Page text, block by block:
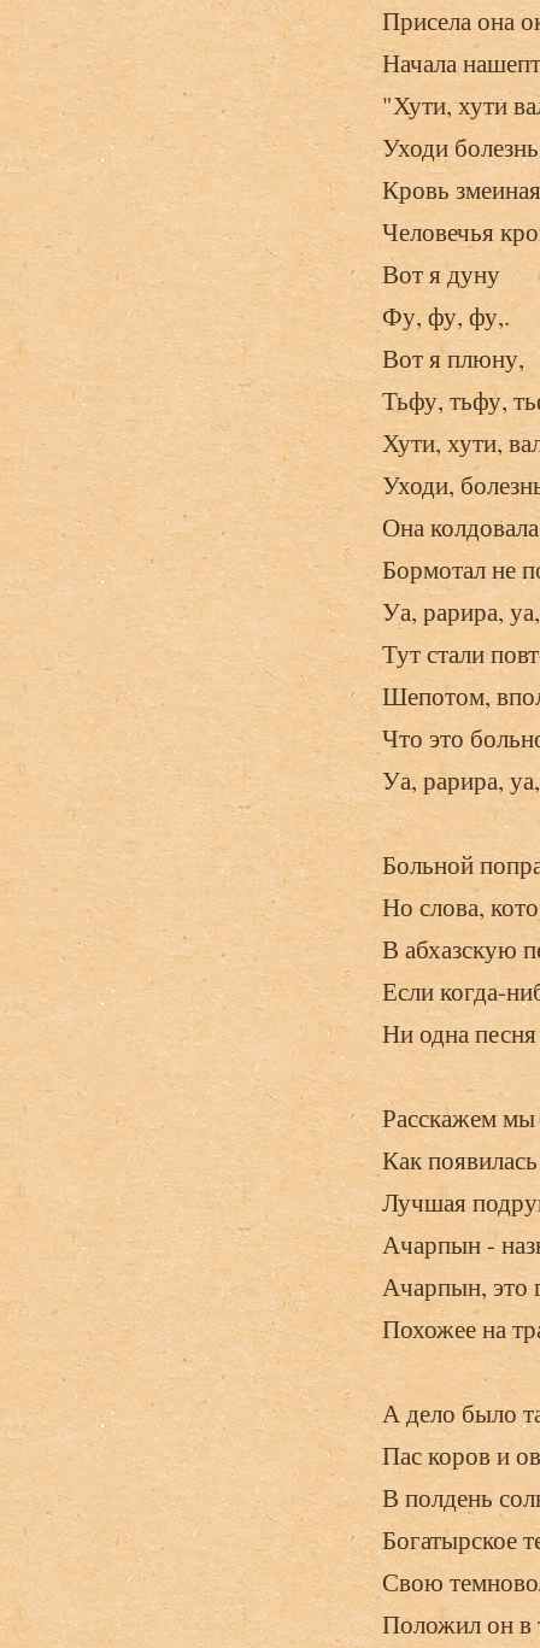
Присела она
Начала
"Хути, хути
Уходи
Кровь
Человечья
Вот я дуну
Фу, фу, фу,.
Вот я плюну,
Тьфу, тьфу,
Хути, хути,
Уходи,
Она
Бормотал не
Уа, рарира,
Тут стали
Шепотом,
Что это
Уа, рарира,
Больной
Но слова,
В абхазскую
Если когда-
Ни одна песня
Расскажем
Как
Лучшая
Ачарпын -
Ачарпын, это
Похожее на
А дело было
Пас коров и
В полдень
Богатырское
Свою
Положил он в